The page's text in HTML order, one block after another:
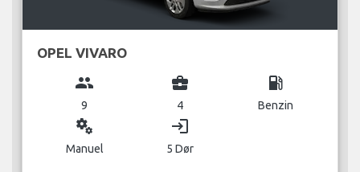
OPEL VIVARO
group
9
business_center
4
local_gas_station
Benzin
miscellaneous_services
Manuel
login
5 Dør